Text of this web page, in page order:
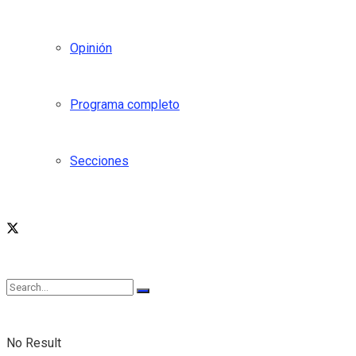
Opinión
Programa completo
Secciones
No Result